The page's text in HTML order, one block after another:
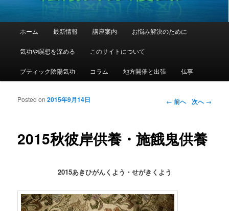
メインコンテンツへ移動
サブコンテンツへ移動
ホーム 最新情報 講座案内 お悩み解決のために
気功や瞑想を深める このサイトについて
ブティック陰陽気功 コラム 地方開催と出張 仏事
投稿ナビゲー
← 前へ 次へ→
2015秋彼岸供養・施餓鬼供養
Posted on2015年9月14日
2015あきひがんくよう・せがきくよう